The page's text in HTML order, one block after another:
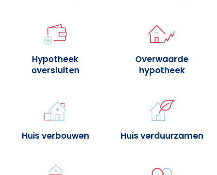
Hypotheek
oversluiten
Overwaarde
hypotheek
Huis verbouwen Huis verduurzamen